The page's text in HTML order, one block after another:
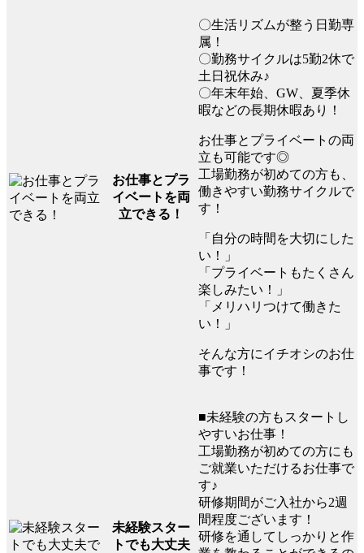
お仕事とプラ
イベートを両
立できる！
〇生活リズムが整う日勤専
属！
〇勤務サイクルは5勤2休で
土日祝休み♪
〇年末年始、GW、夏季休
暇などの長期休暇あり！
お仕事とプライベートの両
立も可能です◎
工場勤務が初めての方も、
働きやすい勤務サイクルで
す！
「自分の時間を大切にした
い！」
「プライベートもたくさん
楽しみたい！」
「メリハリつけて働きた
い！」
そんな方にイチオシのお仕
事です！
未経験スター
トでも大丈夫
■未経験の方もスタートし
やすいお仕事！
工場勤務が初めての方にも
ご就業いただけるお仕事で
す♪
研修期間がご入社から2週
間程度ございます！
研修を通してしっかりと作